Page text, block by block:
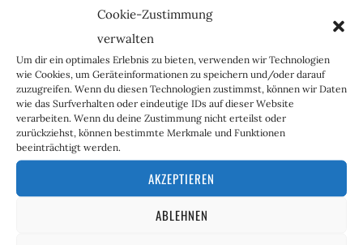
Cookie-Zustimmung
verwalten
Um dir ein optimales Erlebnis zu bieten, verwenden wir Technologien
wie Cookies, um Geräteinformationen zu speichern und/oder darauf
zuzugreifen. Wenn du diesen Technologien zustimmst, können wir Daten
wie das Surfverhalten oder eindeutige IDs auf dieser Website
verarbeiten. Wenn du deine Zustimmung nicht erteilst oder
zurückziehst, können bestimmte Merkmale und Funktionen
beeinträchtigt werden.
AKZEPTIEREN
ABLEHNEN
mRNA-Impfstoff in die Immunantwort des Körpers
eingreift und welche Konsequenzen auftreten können.
Zudem ist unklar, wie etwaige Langzeitwirkungen
aussehen, ob sich die natürliche Immunantwort wieder
normalisiert oder möglicherweise weiter variiert. Die
untersuchten Probanden wurden erst wenige Monate
zuvor geimpft, weshalb man auch hier noch nicht von
einer Langzeitstudie sprechen kann.
In Deutschland wurden insgesamt 40 Millionen
BionTech-Impfdosen verabreicht, davon ein großer Teil